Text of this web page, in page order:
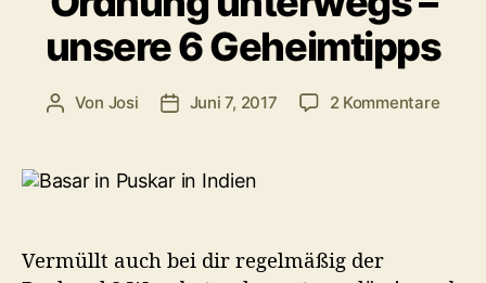
unsere 6 Geheimtipps
Beitragsautor
Von Josi Veröffentlichungsdatum
Juni 7, 2017 2 Kommentarezu
Vermüllt auch bei dir regelmäßig der